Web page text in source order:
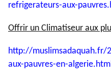
refrigerateurs-aux-
Offrir un Climatiseur aux
http://muslimsadaquah.fr/
aux-pauvres-en-